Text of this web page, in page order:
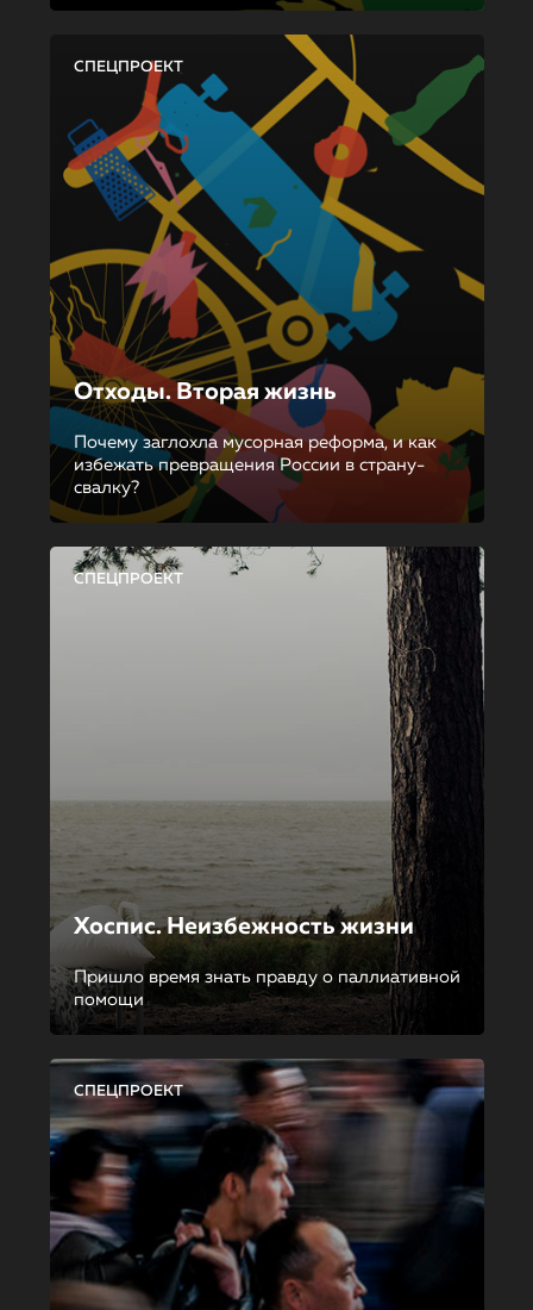
СПЕЦПРОЕКТ
Отходы. Вторая жизнь
Почему заглохла мусорная реформа, и как
избежать превращения России в страну-
свалку?
СПЕЦПРОЕКТ
Хоспис. Неизбежность жизни
Пришло время знать правду о паллиативной
помощи
СПЕЦПРОЕКТ